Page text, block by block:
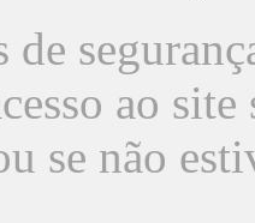
ao
se não